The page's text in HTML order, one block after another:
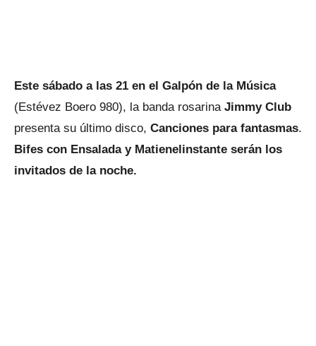
Este sábado a las 21 en el Galpón de la Música
(Estévez Boero 980), la banda rosarina Jimmy Club
presenta su último disco, Canciones para fantasmas.
Bifes con Ensalada y Matienelinstante serán los
invitados de la noche.